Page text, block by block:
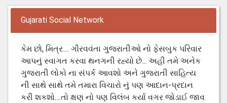
Gujarati Social Network
કેમ છો, મિત્ર.... ગૌરવવંતા ગુજરાતીઓ નો ફેસબુક પરિવાર
આપનું સ્વાગત કરવા થનગની રહ્યો છે... અહી તમે અનેક
ગુજરાતી લોકો ના સંપર્ક આવશો અને ગુજરાતી સાહિત્ય
ની સાથે સાથે તમે તમારા વિચારો નું પણ આદાન-પ્રદાન
કરી શકશો....તો ક્ષણ નો પણ વિલંબ કર્યા વગર જોડાઈ જાવ